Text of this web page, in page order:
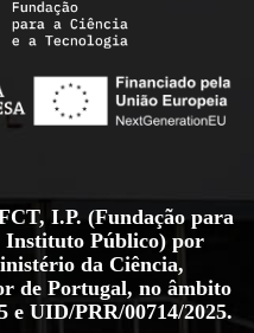
I.P. (Fundação para
Instituto Público) por
da Ciência,
de Portugal, no âmbito
e UID/PRR/00714/2025.